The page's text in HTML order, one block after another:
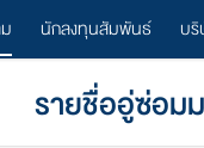
นักลงทุนสัมพันธ์ บริ
รายชื่ออู่ซ่อม